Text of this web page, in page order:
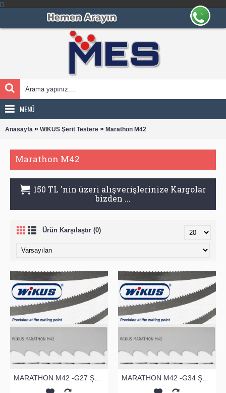
MENÜ
Anasayfa » WIKUS Şerit Testere » Marathon M42
Marathon M42
150 TL 'nin üzeri alışverişlerinize Kargolar
bizden ...
Ürün Karşılaştır (0)